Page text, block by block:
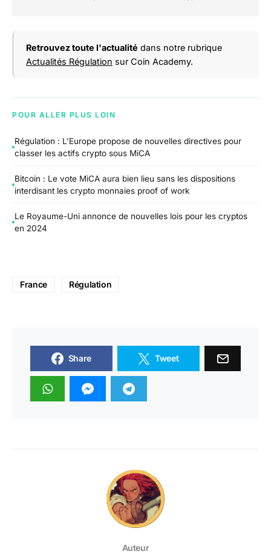
Retrouvez toute l'actualité dans notre rubrique
Actualités Régulation sur Coin Academy.
POUR ALLER PLUS LOIN
Régulation : L’Europe propose de nouvelles directives pour
classer les actifs crypto sous MiCA
Bitcoin : Le vote MiCA aura bien lieu sans les dispositions
interdisant les crypto monnaies proof of work
Le Royaume-Uni annonce de nouvelles lois pour les cryptos
en 2024
France Régulation
Share Tweet
Auteur